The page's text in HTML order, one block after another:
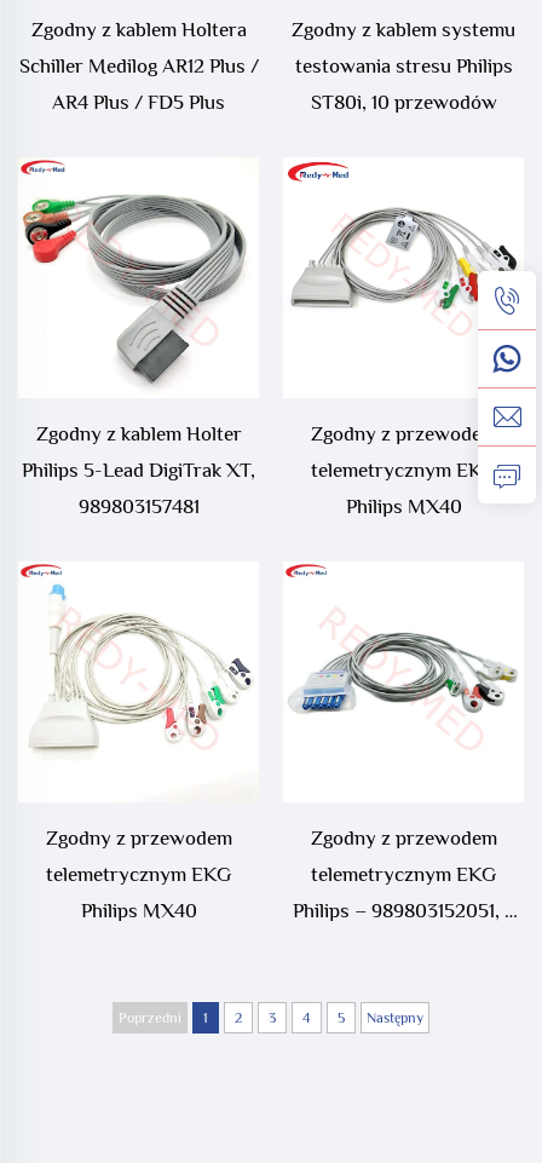
Zgodny z kablem Holtera
Schiller Medilog AR12 Plus /
AR4 Plus / FD5 Plus
Zgodny z kablem systemu
testowania stresu Philips
ST80i, 10 przewodów
Zgodny z kablem Holter
Philips 5-Lead DigiTrak XT,
989803157481
Zgodny z przewodem
telemetrycznym EKG
Philips MX40
Zgodny z przewodem
telemetrycznym EKG
Philips MX40
Zgodny z przewodem
telemetrycznym EKG
Philips – 989803152051, 5
Poprzedni 1 2 3 4 5 Następny